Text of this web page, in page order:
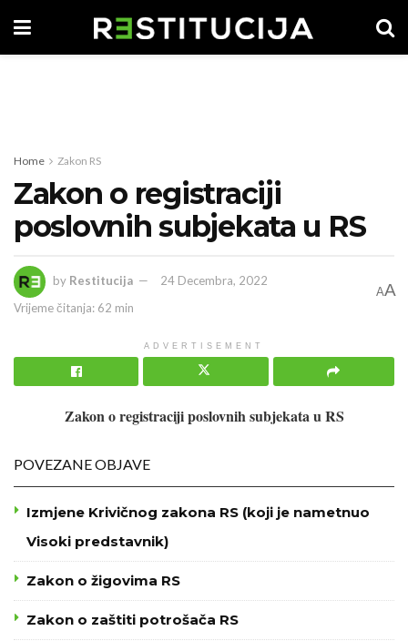
Home Zakon RS
Zakon o registraciji
poslovnih subjekata u RS
by Restitucija
24 Decembra, 2022
Vrijeme čitanja: 62 min
AA
ADVERTISEMENT
Zakon o registraciji poslovnih subjekata u RS
POVEZANE OBJAVE
Izmjene Krivičnog zakona RS (koji je nametnuo
Visoki predstavnik)
Zakon o žigovima RS
Zakon o zaštiti potrošača RS